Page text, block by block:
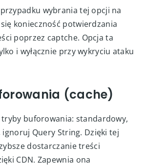
przypadku wybrania tej opcji na
konieczność potwierdzania
poprzez captche. Opcja ta
i wyłącznie przy wykryciu ataku
(cache)
buforowania: standardowy,
ignoruj Query String. Dzięki tej
dostarczanie treści
CDN. Zapewnia ona